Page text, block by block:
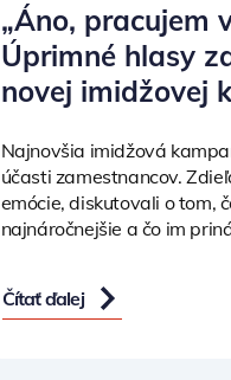
„Áno, pracujem
Úprimné hlasy
novej imidžovej
Najnovšia imidžová
účasti zamestnancov.
emócie, diskutovali o tom,
najnáročnejšie a čo im
Čítať ďalej